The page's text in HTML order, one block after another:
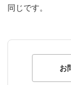
同じです。
お